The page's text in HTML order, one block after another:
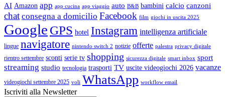
AI Amazon app app cucina app viaggio auto B&B bambini calcio canzoni
chat consegna a domicilio Facebook film giochi in uscita 2025
Google GPS hotel Instagram intelligenza artificiale
lingue navigatore nintendo switch 2 notizie offerte palestra privacy digitale
rientro settembre sconti serie tv shopping sicurezza digitale smart inbox sport
streaming studio tecnologia trasporti TV uscite videogiochi 2026 vacanze
videogiochi settembre 2025 voli WhatsApp workflow email
Iscriviti alla Newsletter